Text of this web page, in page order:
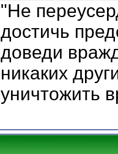
"Не
достичь
доведи
никаких
уничтожить